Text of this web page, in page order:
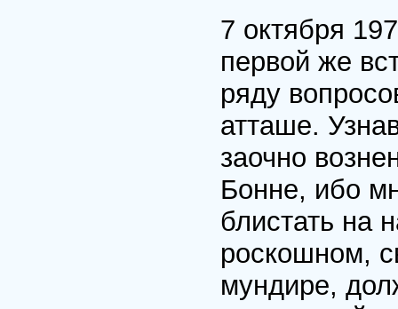
7 октября
первой же
ряду
атташе.
заочно
Бонне, ибо
блистать на
роскошном,
мундире,